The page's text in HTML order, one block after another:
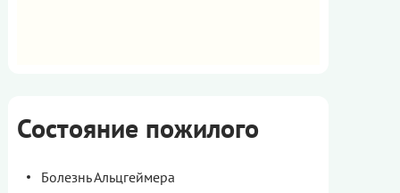
Состояние пожилого
Болезнь Альцгеймера